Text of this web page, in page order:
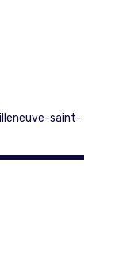
saint-